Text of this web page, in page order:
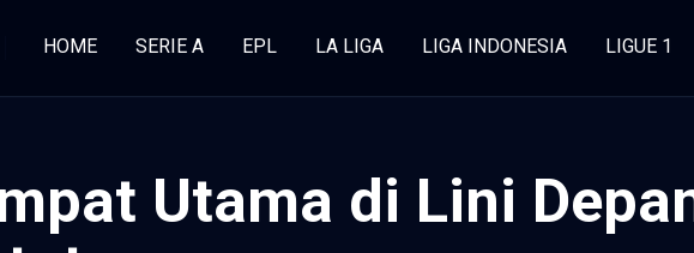
HOME SERIE A EPL LA LIGA LIGA INDONESIA LIGUE 1
Utama di Lini